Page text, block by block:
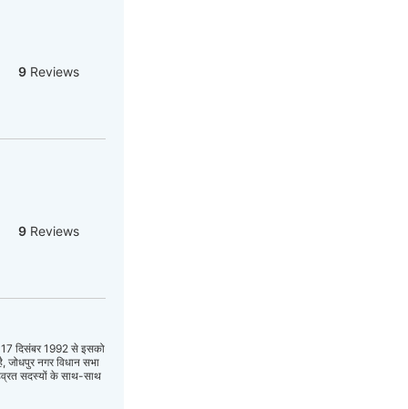
9 Reviews
9 Reviews
17 दिसंबर 1992 से इसको
जोधपुर नगर विधान सभा
सदस्यों के साथ-साथ